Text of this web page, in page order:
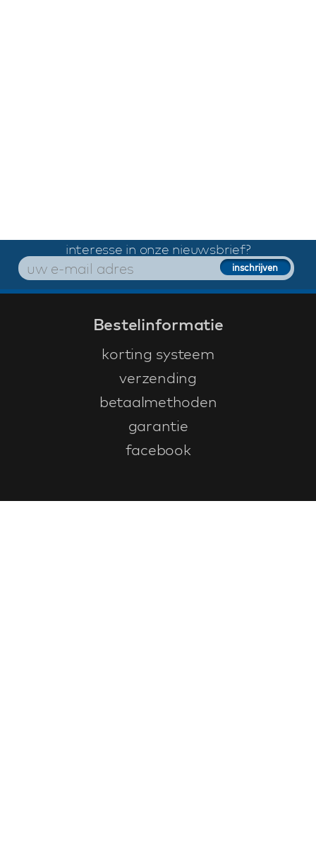
interesse in onze nieuwsbrief?
Bestelinformatie
korting systeem
verzending
betaalmethoden
garantie
facebook
Klantenservice